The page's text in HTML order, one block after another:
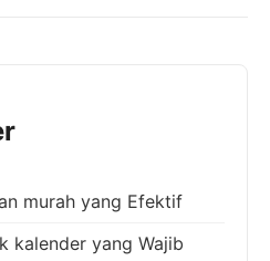
murah yang Efektif
kalender yang Wajib